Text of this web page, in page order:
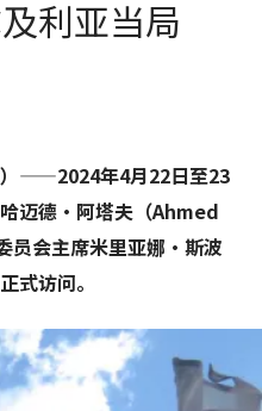
利亚当局
）——2024年4月22日至23
迈德·阿塔夫（Ahmed
员会主席米里亚娜·斯波
式访问。